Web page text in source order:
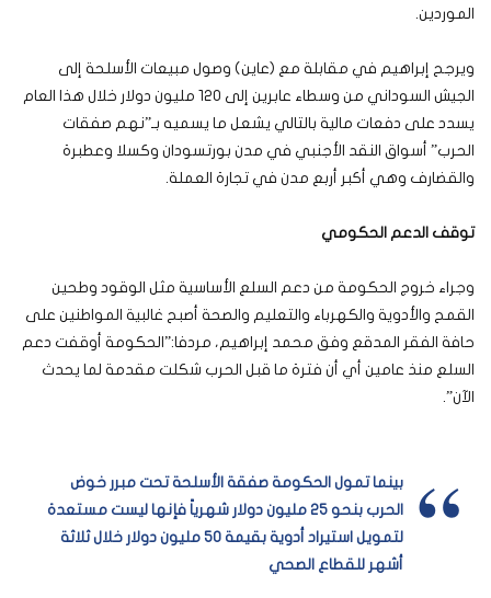
الموردين.
ويرجح إبراهيم في مقابلة مع (عاين) وصول مبيعات الأسلحة إلى
الجيش السوداني من وسطاء عابرين إلى 120 مليون دولار خلال هذا العام
يسدد على دفعات مالية بالتالي يشعل ما يسميه بـ”نهم صفقات
الحرب” أسواق النقد الأجنبي في مدن بورتسودان وكسلا وعطبرة
والقضارف وهي أكبر أربع مدن في تجارة العملة.
توقف الدعم الحكومي
وجراء خروج الحكومة من دعم السلع الأساسية مثل الوقود وطحين
القمح والأدوية والكهرباء والتعليم والصحة أصبح غالبية المواطنين على
حافة الفقر المدقع وفق محمد إبراهيم، مردفا:”الحكومة أوقفت دعم
السلع منذ عامين أي أن فترة ما قبل الحرب شكلت مقدمة لما يحدث
الآن”.
بينما تمول الحكومة صفقة الأسلحة تحت مبرر خوض
الحرب بنحو 25 مليون دولار شهرياً فإنها ليست مستعدة
لتمويل استيراد أدوية بقيمة 50 مليون دولار خلال ثلاثة
أشهر للقطاع الصحي